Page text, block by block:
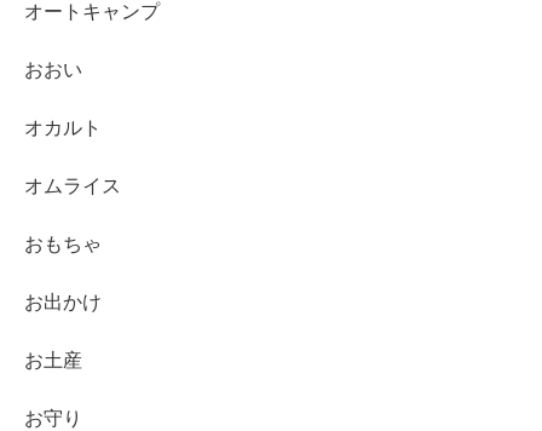
オートキャンプ
おおい
オカルト
オムライス
おもちゃ
お出かけ
お土産
お守り